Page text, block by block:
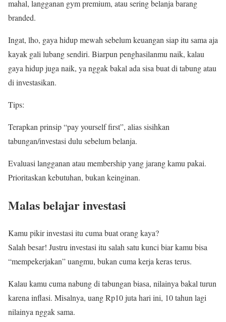
mahal, langganan gym premium, atau sering belanja barang
branded.
Ingat, lho, gaya hidup mewah sebelum keuangan siap itu sama aja
kayak gali lubang sendiri. Biarpun penghasilanmu naik, kalau
gaya hidup juga naik, ya nggak bakal ada sisa buat di tabung atau
di investasikan.
Tips:
Terapkan prinsip “pay yourself first”, alias sisihkan
tabungan/investasi dulu sebelum belanja.
Evaluasi langganan atau membership yang jarang kamu pakai.
Prioritaskan kebutuhan, bukan keinginan.
Malas belajar investasi
Kamu pikir investasi itu cuma buat orang kaya?
Salah besar! Justru investasi itu salah satu kunci biar kamu bisa
“mempekerjakan” uangmu, bukan cuma kerja keras terus.
Kalau kamu cuma nabung di tabungan biasa, nilainya bakal turun
karena inflasi. Misalnya, uang Rp10 juta hari ini, 10 tahun lagi
nilainya nggak sama.